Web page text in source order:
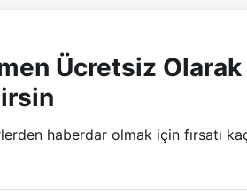
Ücretsiz
haberdar olmak için fırsatı